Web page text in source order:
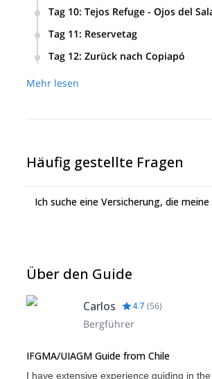
Tag 10: Tejos Refuge - Ojos del
Tag 11: Reservetag
Tag 12: Zurück nach Copiapó
Mehr lesen
Häufig gestellte Fragen
Ich suche eine Versicherung, die
Über den Guide
Carlos 4.7 (56)
Bergführer
IFGMA/UIAGM Guide from Chile
I have extensive experience guiding in